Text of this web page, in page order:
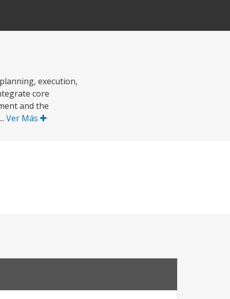
execution,
core
and the
Ver Más